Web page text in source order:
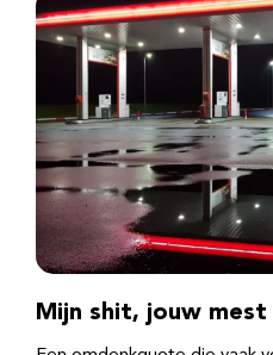
Mijn shit, jouw mest